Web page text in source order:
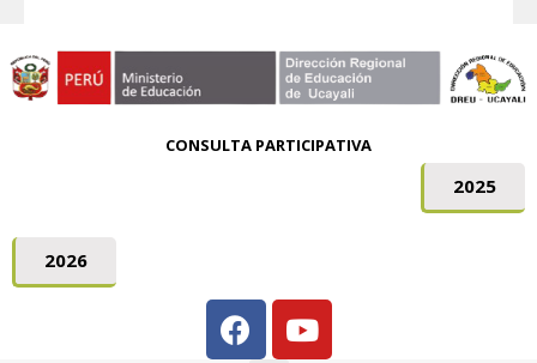
CONSULTA PARTICIPATIVA
2025
2026